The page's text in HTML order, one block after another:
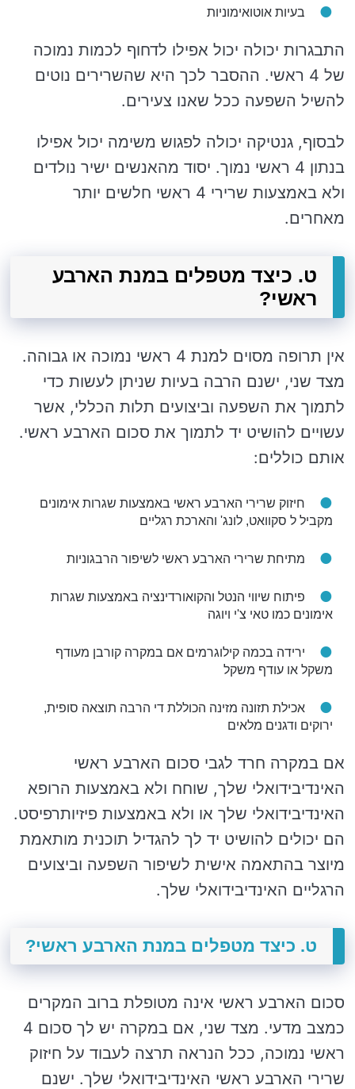
בעיות אוטואימוניות
התבגרות יכולה יכול אפילו לדחוף לכמות נמוכה
של 4 ראשי. ההסבר לכך היא שהשרירים נוטים
להשיל השפעה ככל שאנו צעירים.
לבסוף, גנטיקה יכולה לפגוש משימה יכול אפילו
בנתון 4 ראשי נמוך. יסוד מהאנשים ישיר נולדים
ולא באמצעות שרירי 4 ראשי חלשים יותר
מאחרים.
ט. כיצד מטפלים במנת הארבע
ראשי?
אין תרופה מסוים למנת 4 ראשי נמוכה או גבוהה.
מצד שני, ישנם הרבה בעיות שניתן לעשות כדי
לתמוך את השפעה וביצועים תלות הכללי, אשר
עשויים להושיט יד לתמוך את סכום הארבע ראשי.
אותם כוללים:
חיזוק שרירי הארבע ראשי באמצעות שגרות אימונים
מקביל ל סקוואט, לונג' והארכת רגליים
מתיחת שרירי הארבע ראשי לשיפור הרבגוניות
פיתוח שיווי הנטל והקואורדינציה באמצעות שגרות
אימונים כמו טאי צ'י ויוגה
ירידה בכמה קילוגרמים אם במקרה קורבן מעודף
משקל או עודף משקל
אכילת תזונה מזינה הכוללת די הרבה תוצאה סופית,
ירוקים ודגנים מלאים
אם במקרה חרד לגבי סכום הארבע ראשי
האינדיבידואלי שלך, שוחח ולא באמצעות הרופא
האינדיבידואלי שלך או ולא באמצעות פיזיותרפיסט.
הם יכולים להושיט יד לך להגדיל תוכנית מותאמת
מיוצר בהתאמה אישית לשיפור השפעה וביצועים
הרגליים האינדיבידואלי שלך.
ט. כיצד מטפלים במנת הארבע ראשי?
סכום הארבע ראשי אינה מטופלת ברוב המקרים
כמצב מדעי. מצד שני, אם במקרה יש לך סכום 4
ראשי נמוכה, ככל הנראה תרצה לעבוד על חיזוק
שרירי הארבע ראשי האינדיבידואלי שלך. ישנם